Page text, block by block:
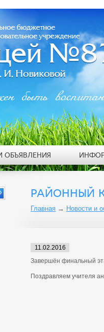
РАЙОННЫЙ
Главная → Новости и
11.02.2016
Завершён финальный
Поздравляем учителя
быть
ОБЪЯВЛЕНИЯ